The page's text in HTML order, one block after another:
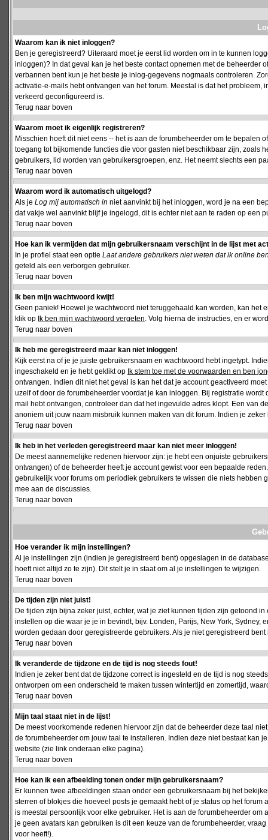
Waarom kan ik niet inloggen?
Ben je geregistreerd? Uiteraard moet je eerst lid worden om in te kunnen
inloggen)? In dat geval kan je het beste contact opnemen met de beheerder
verbannen bent kun je het beste je inlog-gegevens nogmaals controleren.
activatie-e-mails hebt ontvangen van het forum. Meestal is dat het
verkeerd geconfigureerd is.
Terug naar boven
Waarom moet ik eigenlijk registreren?
Misschien hoeft dit niet eens -- het is aan de forumbeheerder om te bepalen
toegang tot bijkomende functies die voor gasten niet beschikbaar zijn,
gebruikers, lid worden van gebruikersgroepen, enz. Het neemt slechts een
Terug naar boven
Waarom word ik automatisch uitgelogd?
Als je Log mij automatisch in niet aanvinkt bij het inloggen, word je na een
dat vakje wel aanvinkt blijf je ingelogd, dit is echter niet aan te raden op een
Terug naar boven
Hoe kan ik vermijden dat mijn gebruikersnaam verschijnt in de lijst met
In je profiel staat een optie Laat andere gebruikers niet weten dat ik online
geteld als een verborgen gebruiker.
Terug naar boven
Ik ben mijn wachtwoord kwijt!
Geen paniek! Hoewel je wachtwoord niet teruggehaald kan worden, kan
klik op Ik ben mijn wachtwoord vergeten. Volg hierna de instructies, en er
Terug naar boven
Ik heb me geregistreerd maar kan niet inloggen!
Kijk eerst na of je je juiste gebruikersnaam en wachtwoord hebt ingetypt.
ingeschakeld en je hebt geklikt op Ik stem toe met de voorwaarden en ben
ontvangen. Indien dit niet het geval is kan het dat je account geactiveerd
uzelf of door de forumbeheerder voordat je kan inloggen. Bij registratie
mail hebt ontvangen, controleer dan dat het ingevulde adres klopt. Een van
anoniem uit jouw naam misbruik kunnen maken van dit forum. Indien je
Terug naar boven
Ik heb in het verleden geregistreerd maar kan niet meer inloggen!
De meest aannemelijke redenen hiervoor zijn: je hebt een onjuiste
ontvangen) of de beheerder heeft je account gewist voor een bepaalde
gebruikelijk voor forums om periodiek gebruikers te wissen die niets
mee aan de discussies.
Terug naar boven
Hoe verander ik mijn instellingen?
Al je instellingen zijn (indien je geregistreerd bent) opgeslagen in de
hoeft niet altijd zo te zijn). Dit stelt je in staat om al je instellingen te wijzigen.
Terug naar boven
De tijden zijn niet juist!
De tijden zijn bijna zeker juist, echter, wat je ziet kunnen tijden zijn getoond
instellen op die waar je je in bevindt, bijv. Londen, Parijs, New York,
worden gedaan door geregistreerde gebruikers. Als je niet geregistreerd
Terug naar boven
Ik veranderde de tijdzone en de tijd is nog steeds fout!
Indien je zeker bent dat de tijdzone correct is ingesteld en de tijd is nog
ontworpen om een onderscheid te maken tussen wintertijd en zomertijd,
Terug naar boven
Mijn taal staat niet in de lijst!
De meest voorkomende redenen hiervoor zijn dat de beheerder deze taal
de forumbeheerder om jouw taal te installeren. Indien deze niet bestaat kan
website (zie link onderaan elke pagina).
Terug naar boven
Hoe kan ik een afbeelding tonen onder mijn gebruikersnaam?
Er kunnen twee afbeeldingen staan onder een gebruikersnaam bij het
sterren of blokjes die hoeveel posts je gemaakt hebt of je status op het
is meestal persoonlijk voor elke gebruiker. Het is aan de forumbeheerder
je geen avatars kan gebruiken is dit een keuze van de forumbeheerder,
voor heeft!).